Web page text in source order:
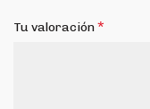
Tu valoración*